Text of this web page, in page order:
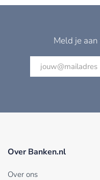
Meld je
Over Banken.nl
Over ons